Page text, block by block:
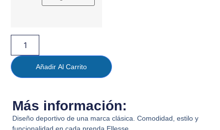
Añadir Al Carrito
Más información:
Diseño deportivo de una marca clásica. Comodidad, estilo y
funcionalidad en cada prenda Ellesse.